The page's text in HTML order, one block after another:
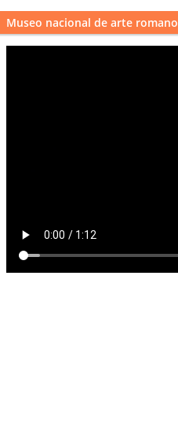
Museo nacional de arte romano